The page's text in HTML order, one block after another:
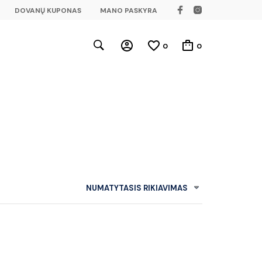
DOVANŲ KUPONAS MANO PASKYRA
0 0
NUMATYTASIS RIKIAVIMAS